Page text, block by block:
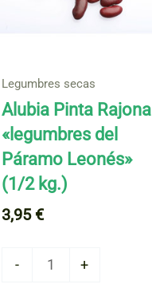
Legumbres secas
Alubia Pinta Rajona
«legumbres del
Páramo Leonés»
(1/2 kg.)
3,95 €
- +